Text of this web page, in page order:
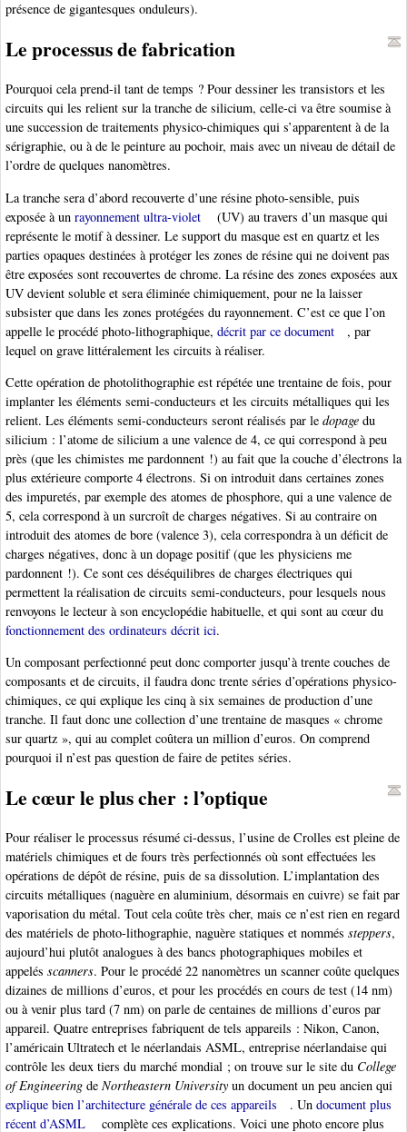
présence de gigantesques onduleurs).
Le processus de fabrication
Pourquoi cela prend-il tant de temps ? Pour dessiner les transistors et les
circuits qui les relient sur la tranche de silicium, celle-ci va être soumise à
une succession de traitements physico-chimiques qui s’apparentent à de la
sérigraphie, ou à de le peinture au pochoir, mais avec un niveau de détail de
l’ordre de quelques nanomètres.
La tranche sera d’abord recouverte d’une résine photo-sensible, puis
exposée à un rayonnement ultra-violet
(UV) au travers d’un masque qui
représente le motif à dessiner. Le support du masque est en quartz et les
parties opaques destinées à protéger les zones de résine qui ne doivent pas
être exposées sont recouvertes de chrome. La résine des zones exposées aux
UV devient soluble et sera éliminée chimiquement, pour ne la laisser
subsister que dans les zones protégées du rayonnement. C’est ce que l’on
appelle le procédé photo-lithographique, décrit par ce document
, par
lequel on grave littéralement les circuits à réaliser.
Cette opération de photolithographie est répétée une trentaine de fois, pour
implanter les éléments semi-conducteurs et les circuits métalliques qui les
relient. Les éléments semi-conducteurs seront réalisés par le dopage du
silicium : l’atome de silicium a une valence de 4, ce qui correspond à peu
près (que les chimistes me pardonnent !) au fait que la couche d’électrons la
plus extérieure comporte 4 électrons. Si on introduit dans certaines zones
des impuretés, par exemple des atomes de phosphore, qui a une valence de
5, cela correspond à un surcroît de charges négatives. Si au contraire on
introduit des atomes de bore (valence 3), cela correspondra à un déficit de
charges négatives, donc à un dopage positif (que les physiciens me
pardonnent !). Ce sont ces déséquilibres de charges électriques qui
permettent la réalisation de circuits semi-conducteurs, pour lesquels nous
renvoyons le lecteur à son encyclopédie habituelle, et qui sont au cœur du
fonctionnement des ordinateurs décrit ici.
Un composant perfectionné peut donc comporter jusqu’à trente couches de
composants et de circuits, il faudra donc trente séries d’opérations physico-
chimiques, ce qui explique les cinq à six semaines de production d’une
tranche. Il faut donc une collection d’une trentaine de masques « chrome
sur quartz », qui au complet coûtera un million d’euros. On comprend
pourquoi il n’est pas question de faire de petites séries.
Le cœur le plus cher : l’optique
Pour réaliser le processus résumé ci-dessus, l’usine de Crolles est pleine de
matériels chimiques et de fours très perfectionnés où sont effectuées les
opérations de dépôt de résine, puis de sa dissolution. L’implantation des
circuits métalliques (naguère en aluminium, désormais en cuivre) se fait par
vaporisation du métal. Tout cela coûte très cher, mais ce n’est rien en regard
des matériels de photo-lithographie, naguère statiques et nommés steppers,
aujourd’hui plutôt analogues à des bancs photographiques mobiles et
appelés scanners. Pour le procédé 22 nanomètres un scanner coûte quelques
dizaines de millions d’euros, et pour les procédés en cours de test (14 nm)
ou à venir plus tard (7 nm) on parle de centaines de millions d’euros par
appareil. Quatre entreprises fabriquent de tels appareils : Nikon, Canon,
l’américain Ultratech et le néerlandais ASML, entreprise néerlandaise qui
contrôle les deux tiers du marché mondial ; on trouve sur le site du College
of Engineering de Northeastern University un document un peu ancien qui
explique bien l’architecture générale de ces appareils
. Un document plus
récent d’ASML
complète ces explications. Voici une photo encore plus